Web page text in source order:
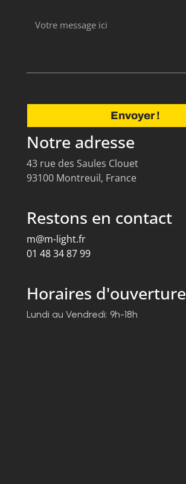
Notre adresse
43 rue des Saules Clouet
93100 Montreuil, France
Restons en contact
m@m-light.fr
01 48 34 87 99
Horaires d'ouverture
Lundi au Vendredi: 9h-18h
Envoyer !